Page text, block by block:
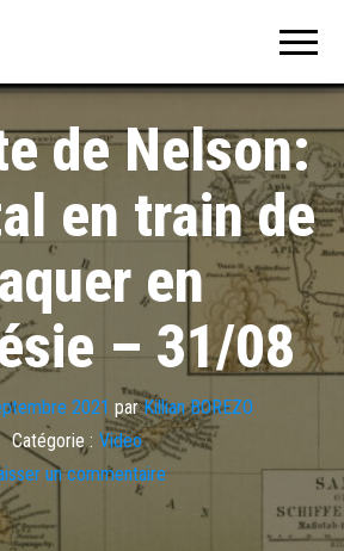
de Nelson:
en train de
en
– 31/08
2021 parKillian BOREZO
Catégorie : Video
un commentaire